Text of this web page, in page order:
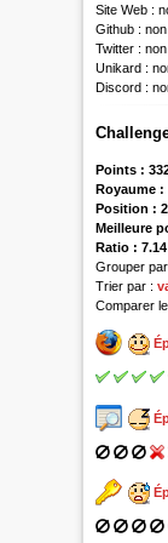
Site Web :
Github :
Twitter :
Unikard :
Discord :
Points :
Royaume :
Position :
Meilleure
Ratio :
Grouper
Trier par :
Comparer